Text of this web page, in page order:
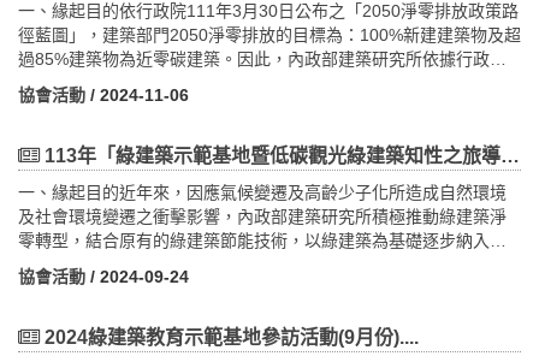
人、管理機關、公寓大廈管理條例規定之管理委員會或管理負責
人。 (二) 建築物之設計建築師或相關專業工業技師。二、 申請
參選優良綠建築作品之建築物應為評選活動受理申請期限截止前，
取得銅級以上綠建築標章，且仍在有效期限內之建築物。三、 申請
碟，一式三份， 向本部申請參選： (一) 參選建築物基本資
料表。 (二) 建築物使用執照或其他合法建築物證明文件影本。
(三) 公寓大廈管理組織報備證明影本；非以公寓大廈管理委員會或
管理負責人為申請人者，免附。 (四) 建物登記謄本影本；非以
建築物所有權人為申請人者，免附。 (五) 綠建築標章證書影
明，最多二十頁，內容應包括： 1. 參選建築物設計理念。
片。 4. 有助於說明參選建築物之圖說。 5. 其他創新設
一、緣起目的依行政院111年3月30日公布之「2050淨零排放政策路
徑藍圖」，建築部門2050淨零排放的目標為：100%新建建築物及超
過85%建築物為近零碳建築。因此，內政部建築研究所依據行政院
核定之前瞻基礎建設計畫第4期(112-113年)公共建設類「我國推動
淨零建築與應用推廣計畫」六大推動策略中之(4)公私協力全民參與
與近零碳建築優良作品表揚等相關工作事項。
協會活動 / 2024-11-06
113年「綠建築示範基地暨低碳觀光綠建築知性之旅導覽解說人員培訓課程」開始報名~
一、緣起目的近年來，因應氣候變遷及高齡少子化所造成自然環境
及社會環境變遷之衝擊影響，內政部建築研究所積極推動綠建築淨
零轉型，結合原有的綠建築節能技術，以綠建築為基礎逐步納入近
零碳建築技術，以逐步達成2050年淨零建築願景，對減緩地球暖化
善盡一己之力。為加強民眾對綠建築節能減碳觀念的認識，內政部
參訪及低碳觀光知性之旅等活動，並安排專業的綠建築導覽解說
協會活動 / 2024-09-24
2024綠建築教育示範基地參訪活動(9月份)....